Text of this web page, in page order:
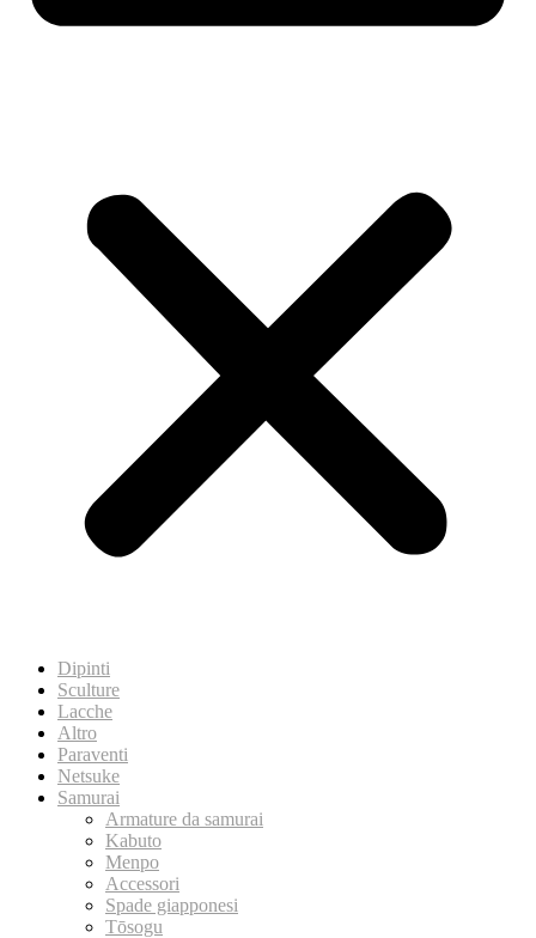
Dipinti
Sculture
Lacche
Altro
Paraventi
Netsuke
Samurai
Armature da samurai
Kabuto
Menpo
Accessori
Spade giapponesi
Tōsogu